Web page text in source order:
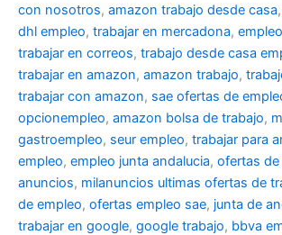
con nosotros, amazon trabajo desde casa,
dhl empleo, trabajar en mercadona,
trabajar en correos, trabajo desde casa
trabajar en amazon, amazon trabajo,
trabajar con amazon, sae ofertas de
opcionempleo, amazon bolsa de trabajo,
gastroempleo, seur empleo, trabajar para
empleo, empleo junta andalucia, ofertas
anuncios, milanuncios ultimas ofertas de
de empleo, ofertas empleo sae, junta de
trabajar en google, google trabajo, bbva